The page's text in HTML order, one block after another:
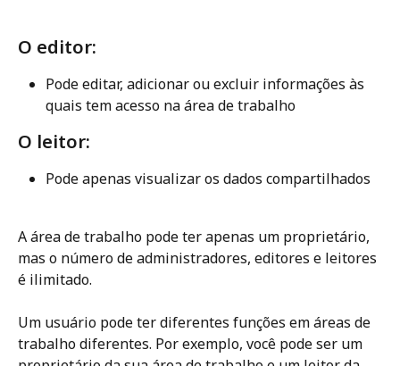
O editor:
Pode editar, adicionar ou excluir informações às
quais tem acesso na área de trabalho
O leitor:
Pode apenas visualizar os dados compartilhados
A área de trabalho pode ter apenas um proprietário,
mas o número de administradores, editores e leitores
é ilimitado.
Um usuário pode ter diferentes funções em áreas de
trabalho diferentes. Por exemplo, você pode ser um